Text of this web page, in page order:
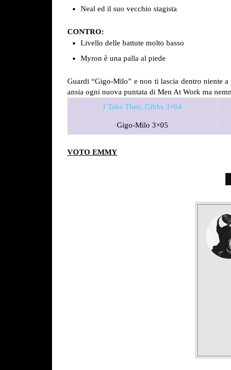
Neal ed il suo vecchio stagista
CONTRO:
Livello delle battute molto basso
Myron è una palla al piede
Guardi “Gigo-Milo” e non ti lascia dentro niente
ansia ogni nuova puntata di Men At Work ma
I Take Thee, Gibbs 3×04
Gigo-Milo 3×05
VOTO EMMY